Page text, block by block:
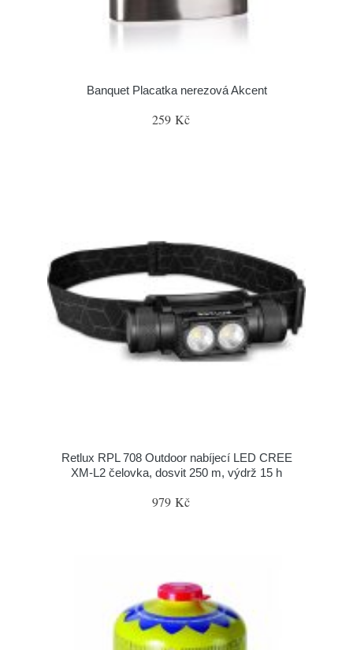
Banquet Placatka nerezová Akcent
259 Kč
Retlux RPL 708 Outdoor nabíjecí LED CREE
XM-L2 čelovka, dosvit 250 m, výdrž 15 h
979 Kč